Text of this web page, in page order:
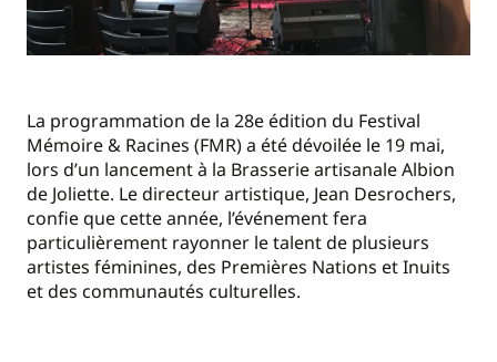
La programmation de la 28e édition du Festival
Mémoire & Racines (FMR) a été dévoilée le 19 mai,
lors d’un lancement à la Brasserie artisanale Albion
de Joliette. Le directeur artistique, Jean Desrochers,
confie que cette année, l’événement fera
particulièrement rayonner le talent de plusieurs
artistes féminines, des Premières Nations et Inuits
et des communautés culturelles.